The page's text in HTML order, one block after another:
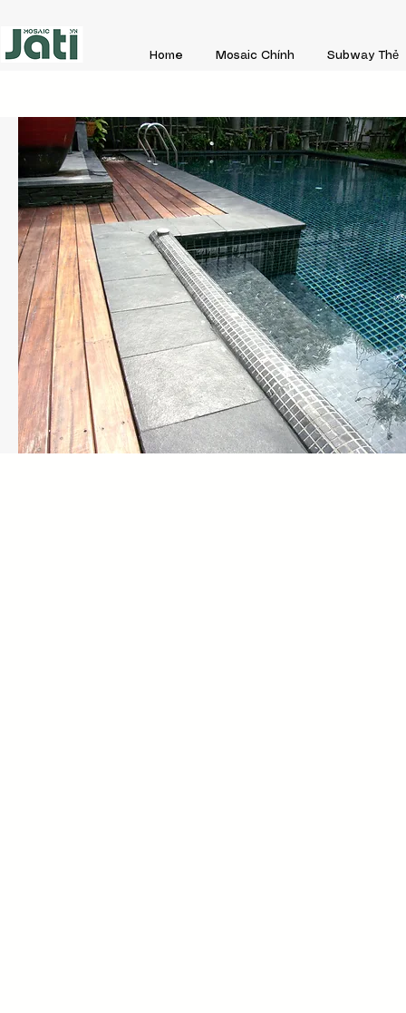
Home Mosaic Chính Subway Thẻ